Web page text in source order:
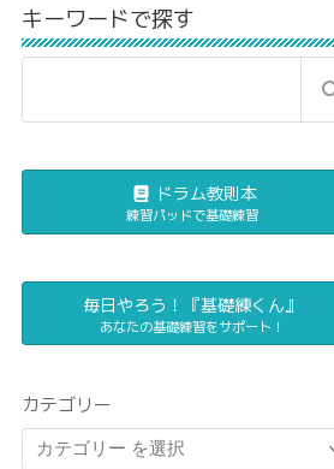
キーワードで探す
ドラム教則本
練習パッドで基礎練習
毎日やろう！『基礎練くん』
あなたの基礎練習をサポート！
カテゴリー